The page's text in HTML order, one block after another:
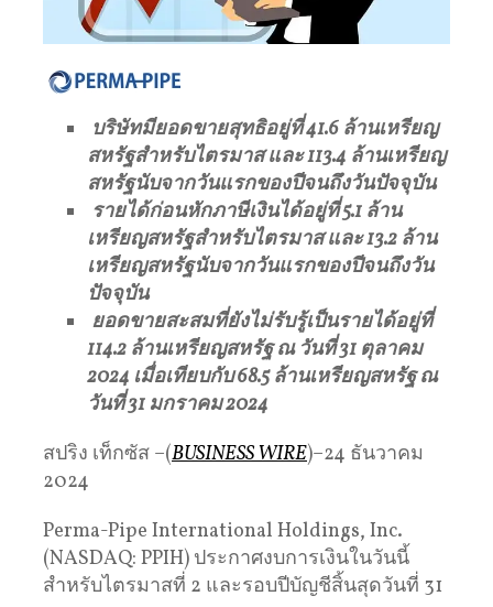
บริษัทมียอดขายสุทธิอยู่ที่ 41.6 ล้านเหรียญ
สหรัฐสำหรับไตรมาส และ 113.4 ล้านเหรียญ
สหรัฐนับจากวันแรกของปีจนถึงวันปัจจุบัน
รายได้ก่อนหักภาษีเงินได้อยู่ที่ 5.1 ล้าน
เหรียญสหรัฐสำหรับไตรมาส และ 13.2 ล้าน
เหรียญสหรัฐนับจากวันแรกของปีจนถึงวัน
ปัจจุบัน
ยอดขายสะสมที่ยังไม่รับรู้เป็นรายได้อยู่ที่
114.2 ล้านเหรียญสหรัฐ ณ วันที่ 31 ตุลาคม
2024 เมื่อเทียบกับ 68.5 ล้านเหรียญสหรัฐ ณ
วันที่ 31 มกราคม 2024
สปริง เท็กซัส –(BUSINESS WIRE)–24 ธันวาคม
2024
Perma-Pipe International Holdings, Inc.
(NASDAQ: PPIH) ประกาศงบการเงินในวันนี้
สำหรับไตรมาสที่ 2 และรอบปีบัญชีสิ้นสุดวันที่ 31